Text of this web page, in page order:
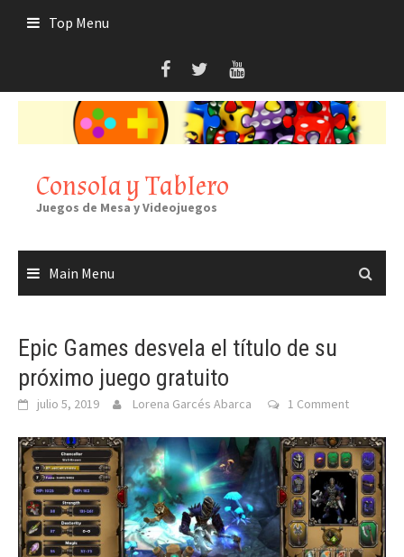
Top Menu
Consola y Tablero
Juegos de Mesa y Videojuegos
Main Menu
Epic Games desvela el título de su
próximo juego gratuito
julio 5, 2019 Lorena Garcés Abarca 1 Comment